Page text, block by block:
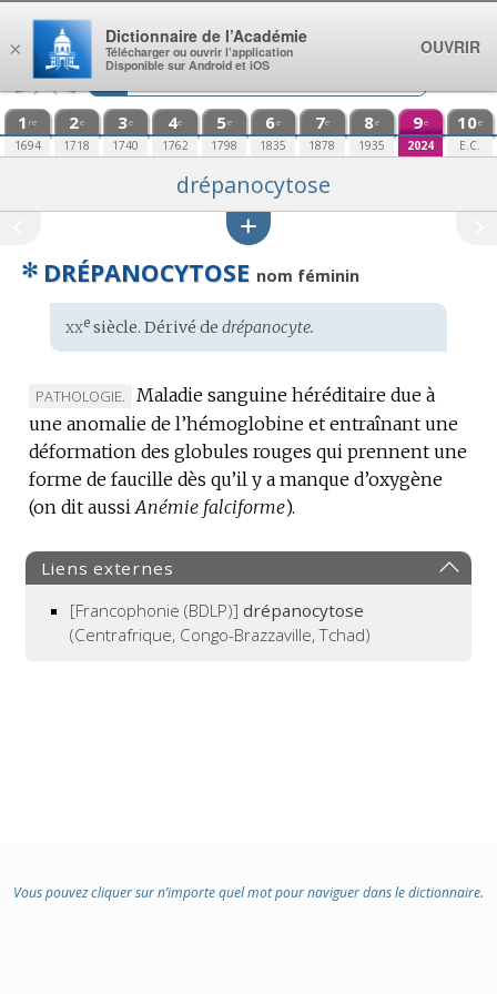
Aller au contenu
1 re
1694
2e
1718
3e
1740
4e
1762
5e
1798
6e
1835
7e
1878
8e
1935
9e
2024
10e
E.C.
drépanocytose
✻ DRÉPANOCYTOSE nom féminin
Étymologie
:
xxesiècle. Dérivé de drépanocyte.
MARQUE
DE
DOMAINE
:
PATHOLOGIE.
Maladie sanguine héréditaire due à
une anomalie de l’hémoglobine et entraînant une
déformation des globules rouges qui prennent une
forme de faucille dès qu’il y a manque d’oxygène
(on dit aussi Anémie falciforme).
Liens externes
[Francophonie (BDLP)] drépanocytose
(Centrafrique, Congo-Brazzaville, Tchad)
Vous pouvez cliquer sur n’importe quel mot pour naviguer dans le dictionnaire.
×
Dictionnaire de l’Académie
Télécharger ou ouvrir l’application
Disponible sur Android et iOS
OUVRIR